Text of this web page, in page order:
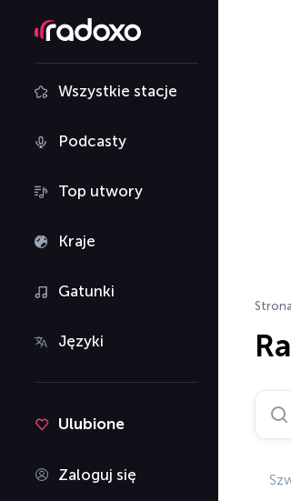
Wszystkie stacje
Podcasty
Top utwory
Kraje
Gatunki
Języki
Ulubione
Zaloguj się